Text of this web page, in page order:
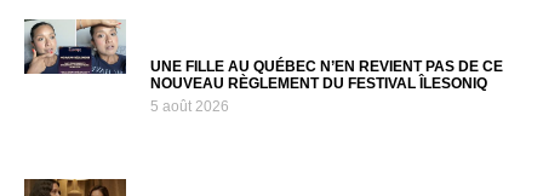
UNE FILLE AU QUÉBEC N’EN REVIENT PAS DE CE
NOUVEAU RÈGLEMENT DU FESTIVAL ÎLESONIQ
5 août 2026